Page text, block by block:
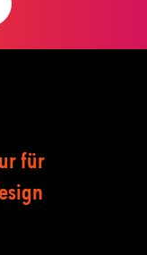
für